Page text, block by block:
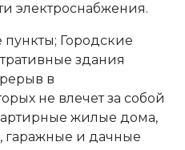
электроснабжения.
Городские
здания
в
не влечет за собой
жилые дома,
гаражные и дачные